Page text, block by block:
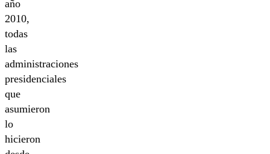
año
2010,
todas
las
administraciones
presidenciales
que
asumieron
lo
hicieron